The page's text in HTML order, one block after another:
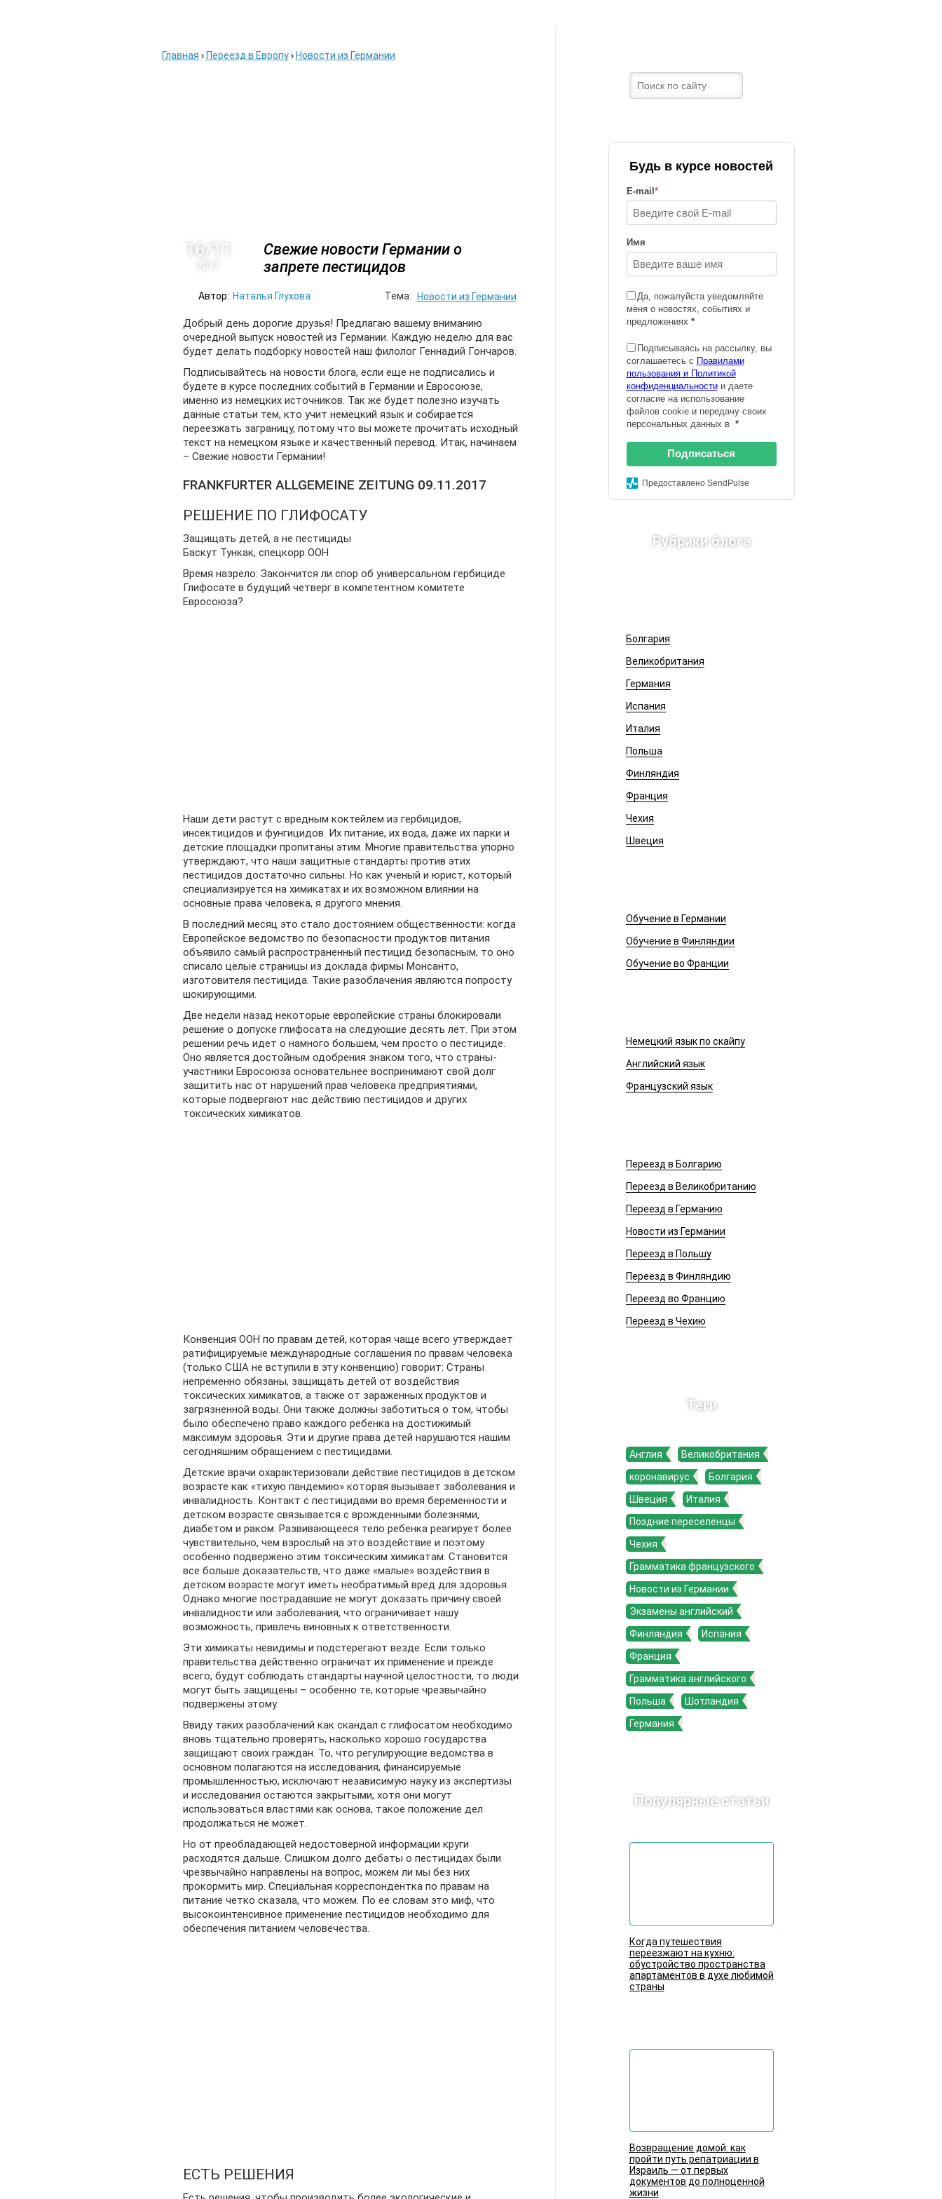
Главная › Переезд в Европу› Новости из Германии
Свежие новости Германии о
запрете пестицидов
16/11
2017
Автор: Наталья Глухова Тема: Новости из Германии
Добрый день дорогие друзья! Предлагаю вашему вниманию
очередной выпуск новостей из Германии. Каждую неделю для вас
будет делать подборку новостей наш филолог Геннадий Гончаров.
Подписывайтесь на новости блога, если еще не подписались и
будете в курсе последних событий в Германии и Евросоюзе,
именно из немецких источников. Так же будет полезно изучать
данные статьи тем, кто учит немецкий язык и собирается
переезжать заграницу, потому что вы можете прочитать исходный
текст на немецком языке и качественный перевод. Итак, начинаем
– Свежие новости Германии!
FRANKFURTER ALLGEMEINE ZEITUNG 09.11.2017
РЕШЕНИЕ ПО ГЛИФОСАТУ
Защищать детей, а не пестициды
Баскут Тункак, спецкорр ООН
Время назрело: Закончится ли спор об универсальном гербициде
Глифосате в будущий четверг в компетентном комитете
Евросоюза?
Наши дети растут с вредным коктейлем из гербицидов,
инсектицидов и фунгицидов. Их питание, их вода, даже их парки и
детские площадки пропитаны этим. Многие правительства упорно
утверждают, что наши защитные стандарты против этих
пестицидов достаточно сильны. Но как ученый и юрист, который
специализируется на химикатах и их возможном влиянии на
основные права человека, я другого мнения.
В последний месяц это стало достоянием общественности: когда
Европейское ведомство по безопасности продуктов питания
объявило самый распространенный пестицид безопасным, то оно
списало целые страницы из доклада фирмы Монсанто,
изготовителя пестицида. Такие разоблачения являются попросту
шокирующими.
Две недели назад некоторые европейские страны блокировали
решение о допуске глифосата на следующие десять лет. При этом
решении речь идет о намного большем, чем просто о пестициде.
Оно является достойным одобрения знаком того, что страны-
участники Евросоюза основательнее воспринимают свой долг
защитить нас от нарушений прав человека предприятиями,
которые подвергают нас действию пестицидов и других
токсических химикатов.
Конвенция ООН по правам детей, которая чаще всего утверждает
ратифицируемые международные соглашения по правам человека
(только США не вступили в эту конвенцию) говорит: Страны
непременно обязаны, защищать детей от воздействия
токсических химикатов, а также от зараженных продуктов и
загрязненной воды. Они также должны заботиться о том, чтобы
было обеспечено право каждого ребенка на достижимый
максимум здоровья. Эти и другие права детей нарушаются нашим
сегодняшним обращением с пестицидами.
Детские врачи охарактеризовали действие пестицидов в детском
возрасте как «тихую пандемию» которая вызывает заболевания и
инвалидность. Контакт с пестицидами во время беременности и
детском возрасте связывается с врожденными болезнями,
диабетом и раком. Развивающееся тело ребенка реагирует более
чувствительно, чем взрослый на это воздействие и поэтому
особенно подвержено этим токсическим химикатам. Становится
все больше доказательств, что даже «малые» воздействия в
детском возрасте могут иметь необратимый вред для здоровья.
Однако многие пострадавшие не могут доказать причину своей
инвалидности или заболевания, что ограничивает нашу
возможность, привлечь виновных к ответственности.
Эти химикаты невидимы и подстерегают везде. Если только
правительства действенно ограничат их применение и прежде
всего, будут соблюдать стандарты научной целостности, то люди
могут быть защищены – особенно те, которые чрезвычайно
подвержены этому.
Ввиду таких разоблачений как скандал с глифосатом необходимо
вновь тщательно проверять, насколько хорошо государства
защищают своих граждан. То, что регулирующие ведомства в
основном полагаются на исследования, финансируемые
промышленностью, исключают независимую науку из экспертизы
и исследования остаются закрытыми, хотя они могут
использоваться властями как основа, такое положение дел
продолжаться не может.
Но от преобладающей недостоверной информации круги
расходятся дальше. Слишком долго дебаты о пестицидах были
чрезвычайно направлены на вопрос, можем ли мы без них
прокормить мир. Специальная корреспондентка по правам на
питание четко сказала, что можем. По ее словам это миф, что
высокоинтенсивное применение пестицидов необходимо для
обеспечения питанием человечества.
ЕСТЬ РЕШЕНИЯ
Будь в курсе новостей
E-mail *
Имя
Да, пожалуйста уведомляйте
меня о новостях, событиях и
предложениях *
Подписываясь на рассылку, вы
соглашаетесь с Правилами
пользования и Политикой
конфиденциальностии даете
согласие на использование
файлов cookie и передачу своих
персональных данных в *
Подписаться
Предоставлено SendPulse
Рубрики блога
Болгария
Великобритания
Германия
Испания
Италия
Польша
Финляндия
Франция
Чехия
Швеция
Обучение в Германии
Обучение в Финляндии
Обучение во Франции
Немецкий язык по скайпу
Английский язык
Французский язык
Переезд в Болгарию
Переезд в Великобританию
Переезд в Германию
Новости из Германии
Переезд в Польшу
Переезд в Финляндию
Переезд во Францию
Переезд в Чехию
Теги
Англия
Великобритания
коронавирус
Болгария
Швеция
Италия
Поздние переселенцы
Чехия
Грамматика французского
Новости из Германии
Экзамены английский
Финляндия
Испания
Франция
Грамматика английского
Польша
Шотландия
Германия
Популярные статьи
Когда путешествия
переезжают на кухню:
обустройство пространства
апартаментов в духе любимой
страны
Возвращение домой: как
пройти путь репатриации в
Израиль — от первых
документов до полноценной
жизни